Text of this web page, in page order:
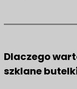
Dlaczego
szklane